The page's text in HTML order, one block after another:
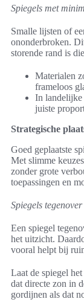
Spiegels met
Smalle lijsten of
ononderbroken.
storende rand is
Materialen
frameloos
In landelijke
juiste
Strategische
Goed geplaatste
Met slimme
zonder grote
toepassingen en
Spiegels
Een spiegel
het uitzicht.
vooral helpt bij
Laat de spiegel
dat directe zon in
gordijnen als dat